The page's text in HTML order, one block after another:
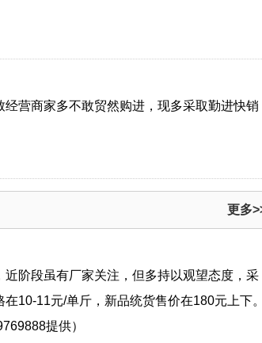
营商家多不敢贸然购进，现多采取勤进快销
更多
阶段虽有厂家关注，但多持以观望态度，采
10-11元/单斤，新品统货售价在180元上下
提供）